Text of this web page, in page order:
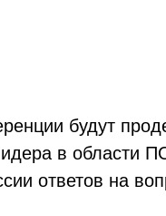
будут
в области
ответов на